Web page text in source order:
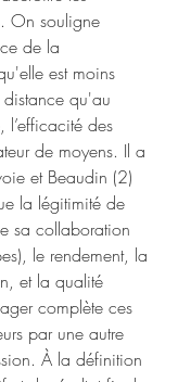
On souligne
de la
est moins
qu'au
l’efficacité des
de moyens. Il a
et Beaudin (2)
la légitimité de
sa collaboration
le rendement, la
et la qualité
complète ces
par une autre
À la définition